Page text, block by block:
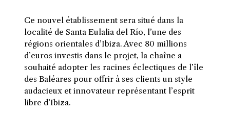
Ce nouvel établissement sera situé dans la
localité de Santa Eulalia del Río, l’une des
régions orientales d’Ibiza. Avec 80 millions
d’euros investis dans le projet, la chaîne a
souhaité adopter les racines éclectiques de l’île
des Baléares pour offrir à ses clients un style
audacieux et innovateur représentant l’esprit
libre d’Ibiza.